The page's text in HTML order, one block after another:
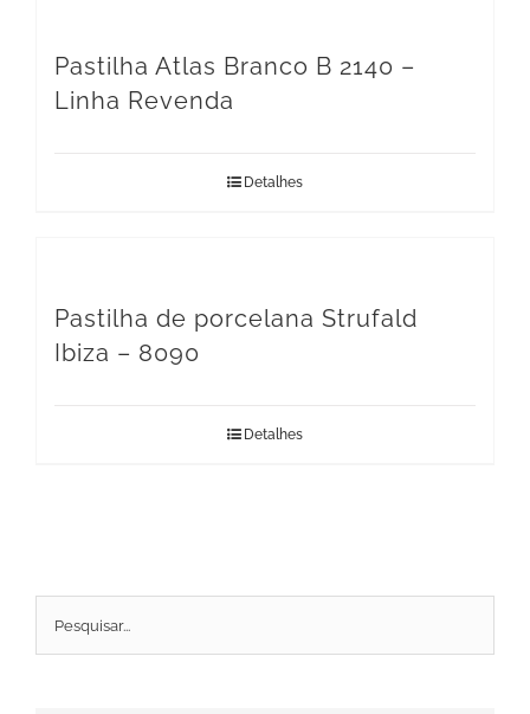
Pastilha Atlas Branco B 2140 –
Linha Revenda
Detalhes
Pastilha de porcelana Strufald
Ibiza – 8090
Detalhes